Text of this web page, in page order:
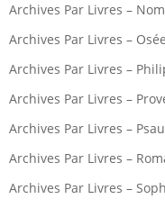
Archives Par Livres –
Archives Par Livres – Osée
Archives Par Livres –
Archives Par Livres –
Archives Par Livres –
Archives Par Livres –
Archives Par Livres –